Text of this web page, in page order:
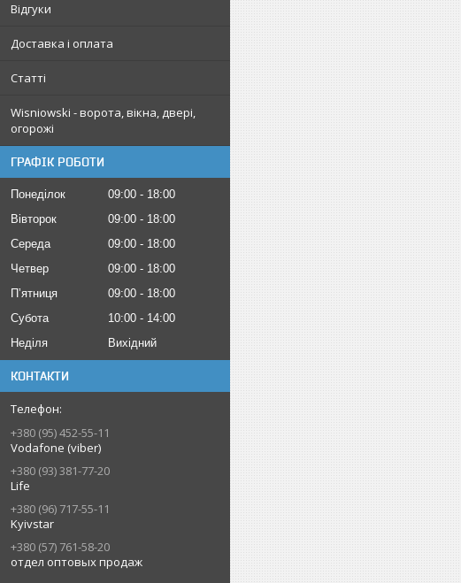
Відгуки
Доставка і оплата
Статті
Wisniowski - ворота, вікна, двері,
огорожі
ГРАФІК РОБОТИ
Понеділок 09:00
18:00
Вівторок
09:00
18:00
Середа
09:00
18:00
Четвер
09:00
18:00
Пʼятниця
09:00
18:00
Субота
10:00
14:00
Неділя
Вихідний
КОНТАКТИ
+380 (95) 452-55-11
Vodafone (viber)
+380 (93) 381-77-20
Life
+380 (96) 717-55-11
Kyivstar
+380 (57) 761-58-20
отдел оптовых продаж